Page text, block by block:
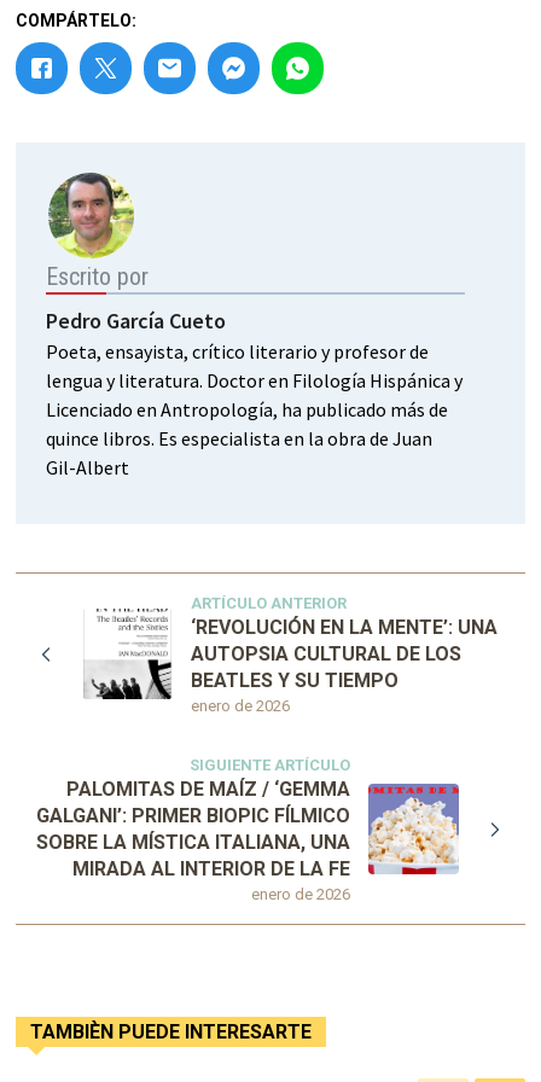
COMPÁRTELO:
Escrito por
Pedro García Cueto
Poeta, ensayista, crítico literario y profesor de
lengua y literatura. Doctor en Filología Hispánica y
Licenciado en Antropología, ha publicado más de
quince libros. Es especialista en la obra de Juan
Gil-Albert
ARTÍCULO ANTERIOR
enero de 2026
‘REVOLUCIÓN EN LA MENTE’: UNA
AUTOPSIA CULTURAL DE LOS
BEATLES Y SU TIEMPO
SIGUIENTE ARTÍCULO
enero de 2026
PALOMITAS DE MAÍZ / ‘GEMMA
GALGANI’: PRIMER BIOPIC FÍLMICO
SOBRE LA MÍSTICA ITALIANA, UNA
MIRADA AL INTERIOR DE LA FE
TAMBIÈN PUEDE INTERESARTE